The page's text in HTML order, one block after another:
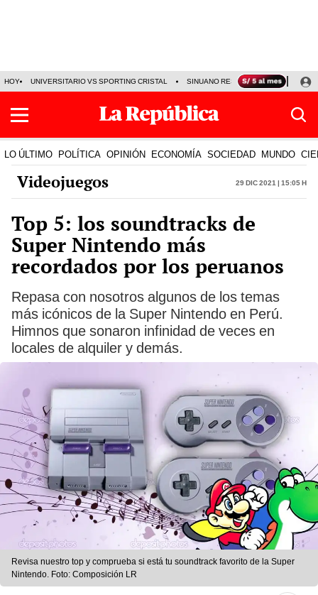
HOY UNIVERSITARIO VS SPORTING CRISTAL SINUANO RESULTADOS HOY
LO ÚLTIMO POLÍTICA OPINIÓN ECONOMÍA SOCIEDAD MUNDO
Videojuegos 29 Dic 2021 | 15:05 h
Top 5: los soundtracks de
Super Nintendo más
recordados por los peruanos
Repasa con nosotros algunos de los temas
más icónicos de la Super Nintendo en Perú.
Himnos que sonaron infinidad de veces en
locales de alquiler y demás.
Revisa nuestro top y comprueba si está tu soundtrack favorito de la Super
Nintendo. Foto: Composición LR